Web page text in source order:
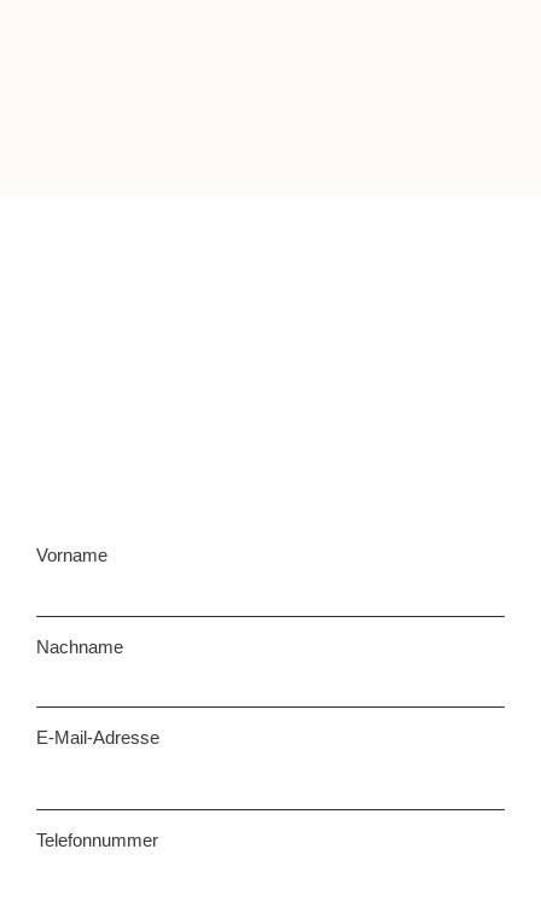
Vorname
Nachname
E-Mail-Adresse
Telefonnummer